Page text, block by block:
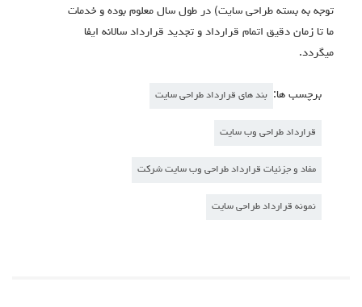
توجه به بسته طراحی سایت) در طول سال معلوم بوده و خدمات
ما تا زمان دقیق اتمام قرارداد و تجدید قرارداد سالانه ایفا
میگردد.
برچسب ها: بند های قرارداد طراحی سایت
قرارداد طراحی وب سایت
مفاد و جزئیات قرارداد طراحی وب سایت شرکت
نمونه قرارداد طراحی سایت